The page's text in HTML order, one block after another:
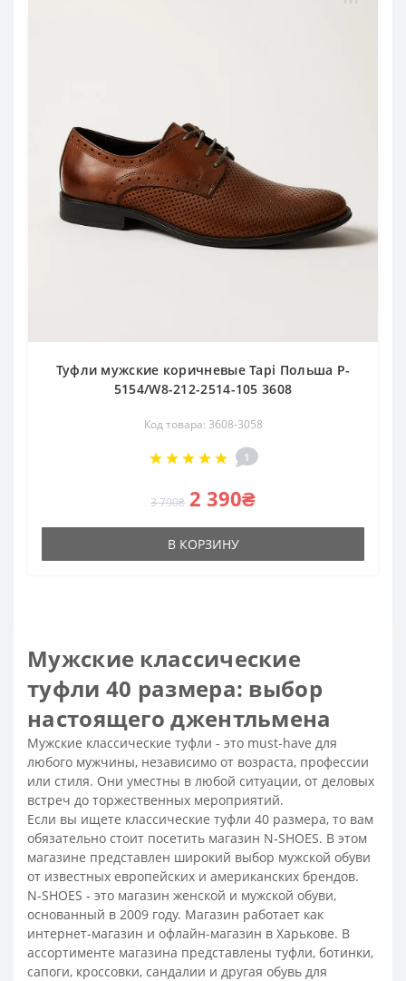
Туфли мужские коричневые Tapi Польша P-
5154/W8-212-2514-105 3608
Код товара: 3608-3058
1
3 790₴ 2 390₴
В КОРЗИНУ
Мужские классические
туфли 40 размера: выбор
настоящего джентльмена
Мужские классические туфли - это must-have для
любого мужчины, независимо от возраста, профессии
или стиля. Они уместны в любой ситуации, от деловых
встреч до торжественных мероприятий.
Если вы ищете классические туфли 40 размера, то вам
обязательно стоит посетить магазин N-SHOES. В этом
магазине представлен широкий выбор мужской обуви
от известных европейских и американских брендов.
N-SHOES - это магазин женской и мужской обуви,
основанный в 2009 году. Магазин работает как
интернет-магазин и офлайн-магазин в Харькове. В
ассортименте магазина представлены туфли, ботинки,
сапоги, кроссовки, сандалии и другая обувь для